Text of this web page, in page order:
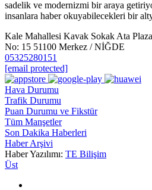
sadelik ve modernizmi bir araya
insanlara haber okuyabilecekleri bir
Kale Mahallesi Kavak Sokak Ata
No: 15 51100 Merkez / NİĞDE
05325280151
[email protected]
Hava Durumu
Trafik Durumu
Puan Durumu ve Fikstür
Tüm Manşetler
Son Dakika Haberleri
Haber Arşivi
Haber Yazılımı: TE Bilişim
Üst